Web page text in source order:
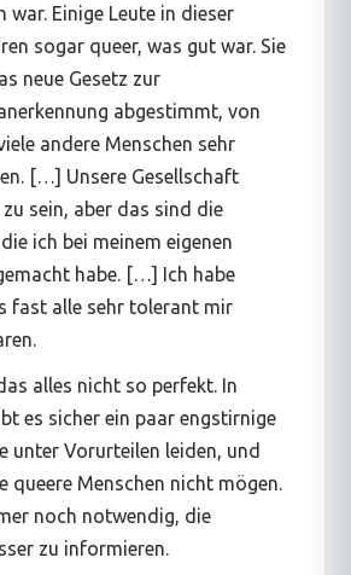
war. Einige Leute in dieser
sogar queer, was gut war. Sie
neue Gesetz zur
abgestimmt, von
andere Menschen sehr
[…] Unsere Gesellschaft
sein, aber das sind die
ich bei meinem eigenen
habe. […] Ich habe
fast alle sehr tolerant mir
alles nicht so perfekt. In
es sicher ein paar engstirnige
unter Vorurteilen leiden, und
queere Menschen nicht mögen.
noch notwendig, die
zu informieren.